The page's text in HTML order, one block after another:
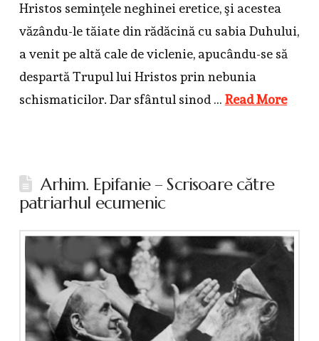
Hristos semin­ţele neghinei eretice, şi acestea
văzându-le tăiate din rădăcină cu sabia Duhului,
a venit pe altă cale de viclenie, apucându-se să
despartă Trupul lui Hristos prin nebunia
schismaticilor. Dar sfântul sinod … Read More
Arhim. Epifanie – Scrisoare către
patriarhul ecumenic